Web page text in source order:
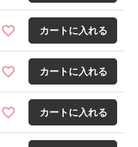
カートに入れる
カートに入れる
カートに入れる